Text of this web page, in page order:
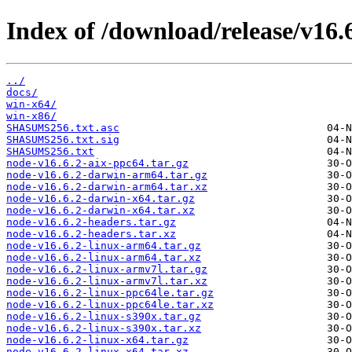
Index of /download/release/
../
docs/
win-x64/
win-x86/
SHASUMS256.txt.asc
SHASUMS256.txt.sig
SHASUMS256.txt
node-v16.6.2-aix-ppc64.tar.gz
node-v16.6.2-darwin-arm64.tar.gz
node-v16.6.2-darwin-arm64.tar.xz
node-v16.6.2-darwin-x64.tar.gz
node-v16.6.2-darwin-x64.tar.xz
node-v16.6.2-headers.tar.gz
node-v16.6.2-headers.tar.xz
node-v16.6.2-linux-arm64.tar.gz
node-v16.6.2-linux-arm64.tar.xz
node-v16.6.2-linux-armv7l.tar.gz
node-v16.6.2-linux-armv7l.tar.xz
node-v16.6.2-linux-ppc64le.tar.gz
node-v16.6.2-linux-ppc64le.tar.xz
node-v16.6.2-linux-s390x.tar.gz
node-v16.6.2-linux-s390x.tar.xz
node-v16.6.2-linux-x64.tar.gz